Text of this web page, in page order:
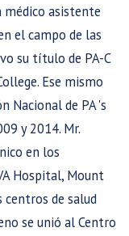
médico asistente
el campo de las
su título de PA-C
Ese mismo
Nacional de PA 's
y 2014. Mr.
en los
Hospital, Mount
de salud
se unió al Centro